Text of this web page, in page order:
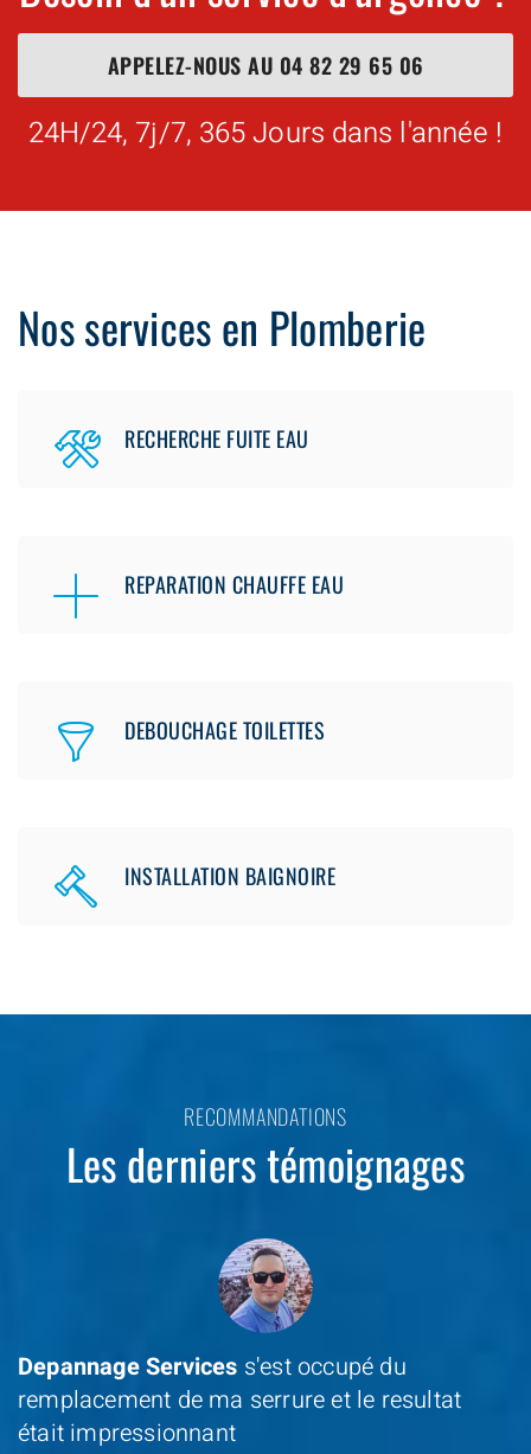
APPELEZ-NOUS AU 04 82 29 65 06
24H/24, 7j/7, 365 Jours dans l'année !
Nos services en Plomberie
RECHERCHE FUITE EAU
REPARATION CHAUFFE EAU
DEBOUCHAGE TOILETTES
INSTALLATION BAIGNOIRE
RECOMMANDATIONS
Les derniers témoignages
Depannage Services s'est occupé du
remplacement de ma serrure et le resultat
était impressionnant